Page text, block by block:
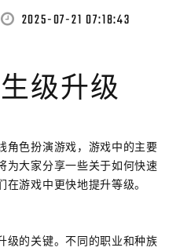
2025-07-21 07:18:43
级升级
角色扮演游戏，游戏中的主要
为大家分享一些关于如何快速
游戏中更快地提升等级。
级的关键。不同的职业和种族